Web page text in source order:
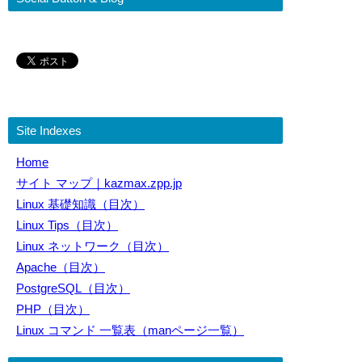
Site Indexes
Home
サイト マップ｜kazmax.zpp.jp
Linux 基礎知識（目次）
Linux Tips（目次）
Linux ネットワーク（目次）
Apache（目次）
PostgreSQL（目次）
PHP（目次）
Linux コマンド 一覧表（manページ一覧）